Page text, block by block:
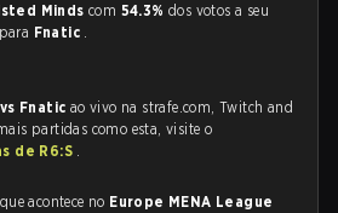
Mindscom 54.3%dos votos a seu
Fnatic .
Fnatic ao vivo na strafe.com, Twitch and
partidas como esta, visite o
de R6:S .
acontece no Europe MENA League